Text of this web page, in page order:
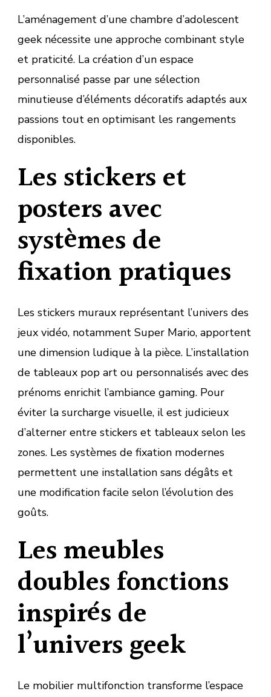
L’aménagement d’une chambre d’adolescent
geek nécessite une approche combinant style
et praticité. La création d’un espace
personnalisé passe par une sélection
minutieuse d’éléments décoratifs adaptés aux
passions tout en optimisant les rangements
disponibles.
Les stickers et
posters avec
systèmes de
fixation pratiques
Les stickers muraux représentant l’univers des
jeux vidéo, notamment Super Mario, apportent
une dimension ludique à la pièce. L’installation
de tableaux pop art ou personnalisés avec des
prénoms enrichit l’ambiance gaming. Pour
éviter la surcharge visuelle, il est judicieux
d’alterner entre stickers et tableaux selon les
zones. Les systèmes de fixation modernes
permettent une installation sans dégâts et
une modification facile selon l’évolution des
goûts.
Les meubles
doubles fonctions
inspirés de
l’univers geek
Le mobilier multifonction transforme l’espace